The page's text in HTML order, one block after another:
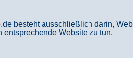
besteht ausschließlich darin,
Website zu tun.